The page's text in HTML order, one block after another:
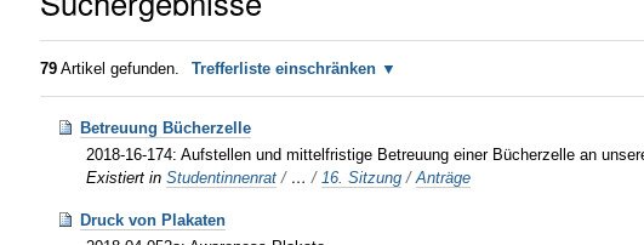
79 Artikel gefunden. Trefferliste einschränken
Betreuung Bücherzelle
2018-16-174: Aufstellen und mittelfristige Betreuung einer Bücherzelle an
Existiert in Studentinnenrat / …/ 16. Sitzung /Anträge
Druck von Plakaten